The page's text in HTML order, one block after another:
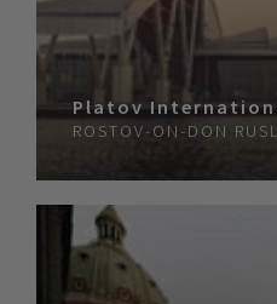
Platov
ROSTOV-ON-DON